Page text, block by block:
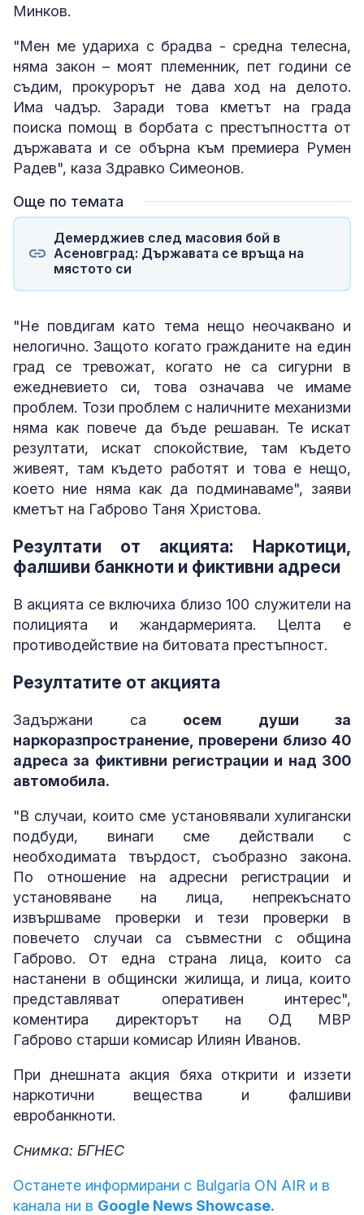
Минков.
"Мен ме удариха с брадва - средна телесна,
няма закон – моят племенник, пет години се
съдим, прокурорът не дава ход на делото.
Има чадър. Заради това кметът на града
поиска помощ в борбата с престъпността от
държавата и се обърна към премиера Румен
Радев", каза Здравко Симеонов.
Още по темата
Демерджиев след масовия бой в
Асеновград: Държавата се връща на
мястото си
"Не повдигам като тема нещо неочаквано и
нелогично. Защото когато гражданите на един
град се тревожат, когато не са сигурни в
ежедневието си, това означава че имаме
проблем. Този проблем с наличните механизми
няма как повече да бъде решаван. Те искат
резултати, искат спокойствие, там където
живеят, там където работят и това е нещо,
което ние няма как да подминаваме", заяви
кметът на Габрово Таня Христова.
Резултати от акцията: Наркотици,
фалшиви банкноти и фиктивни адреси
В акцията се включиха близо 100 служители на
полицията и жандармерията. Целта е
противодействие на битовата престъпност.
Резултатите от акцията
Задържани са осем души за
наркоразпространение, проверени близо 40
адреса за фиктивни регистрации и над 300
автомобила.
"В случаи, които сме установявали хулигански
подбуди, винаги сме действали с
необходимата твърдост, съобразно закона.
По отношение на адресни регистрации и
установяване на лица, непрекъснато
извършваме проверки и тези проверки в
повечето случаи са съвместни с община
Габрово. От една страна лица, които са
настанени в общински жилища, и лица, които
представляват оперативен интерес",
коментира директорът на ОД МВР
Габрово старши комисар Илиян Иванов.
При днешната акция бяха открити и иззети
наркотични вещества и фалшиви
евробанкноти.
Снимка: БГНЕС
Останете информирани с Bulgaria ON AIR и в
канала ни в Google News Showcase.